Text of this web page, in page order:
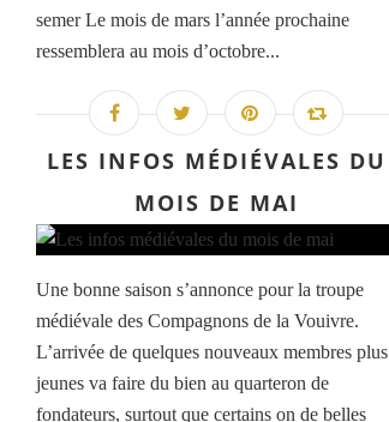
semer Le mois de mars l’année prochaine
ressemblera au mois d’octobre...
LES INFOS MÉDIÉVALES DU
MOIS DE MAI
Une bonne saison s’annonce pour la troupe
médiévale des Compagnons de la Vouivre.
L’arrivée de quelques nouveaux membres plus
jeunes va faire du bien au quarteron de
fondateurs, surtout que certains on de belles